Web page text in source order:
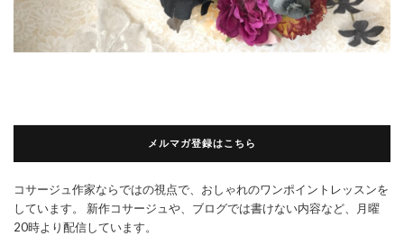
メルマガ登録はこちら
コサージュ作家ならではの視点で、おしゃれのワンポイントレッスンを
しています。 新作コサージュや、ブログでは書けない内容など、月曜
20時より配信しています。